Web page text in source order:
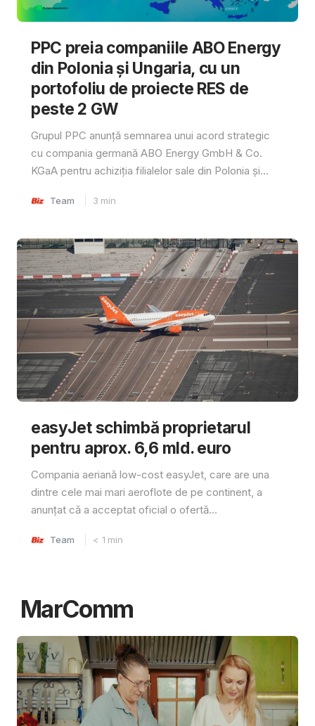
PPC preia companiile ABO Energy
din Polonia și Ungaria, cu un
portofoliu de proiecte RES de
peste 2 GW
Grupul PPC anunță semnarea unui acord strategic
cu compania germană ABO Energy GmbH & Co.
KGaA pentru achiziția filialelor sale din Polonia și...
Team 3 min
easyJet schimbă proprietarul
pentru aprox. 6,6 mld. euro
Compania aeriană low-cost easyJet, care are una
dintre cele mai mari aeroflote de pe continent, a
anunțat că a acceptat oficial o ofertă...
Team < 1 min
MarComm